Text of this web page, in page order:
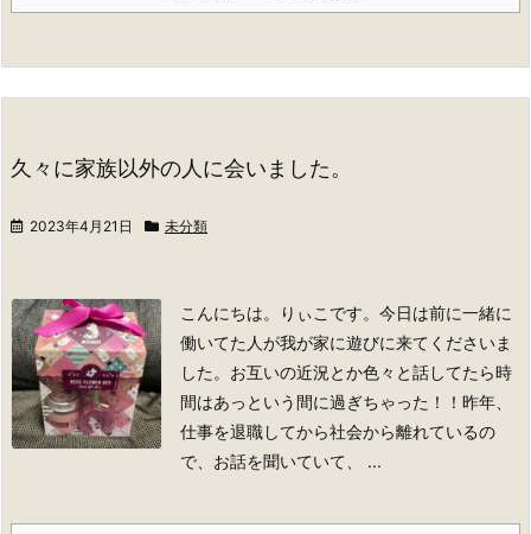
久々に家族以外の人に会いました。
2023年4月21日 未分類
こんにちは。りぃこです。 今日は前に一緒に
働いてた人が我が家に遊びに来てくださいま
した。お互いの近況とか色々と話してたら時
間はあっという間に過ぎちゃった！！昨年、
仕事を退職してから社会から離れているの
で、お話を聞いていて、 ...